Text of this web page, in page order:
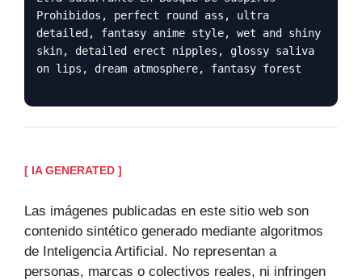
Prohibidos, perfect round ass, ultra
detailed, fantasy anime style, wet and shiny
skin, detailed erect nipples, glossy saliva
on lips, dream atmosphere, fantasy forest
[ IA GENERATED ]
Las imágenes publicadas en este sitio web son
contenido sintético generado mediante algoritmos
de Inteligencia Artificial. No representan a
personas, marcas o colectivos reales, ni infringen